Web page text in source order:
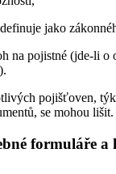
jako
na pojistné (jde-li o
pojišťoven,
se mohou lišit.
formuláře a